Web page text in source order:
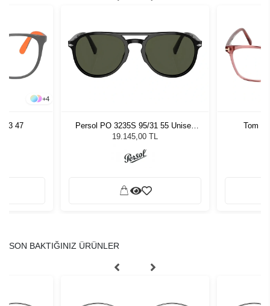
+4
47
Persol PO 3235S 95/31 55 Unisex
Güneş Gözlüğü
19.145,00 TL
Tom
SON BAKTIĞINIZ ÜRÜNLER